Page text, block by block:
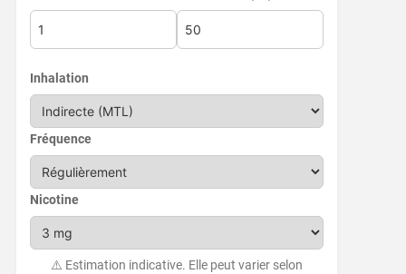
Inhalation
Fréquence
Nicotine
⚠️ Estimation indicative. Elle peut varier selon